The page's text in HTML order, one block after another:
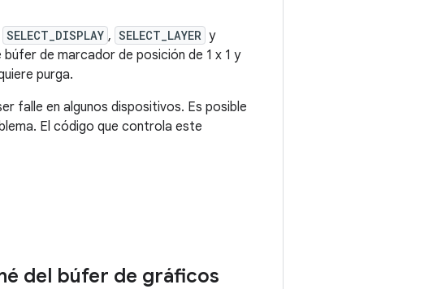
SELECT_DISPLAY , SELECT_LAYER y
de marcador de posición de 1 x 1 y
purga.
falle en algunos dispositivos. Es posible
El código que controla este
del búfer de gráficos